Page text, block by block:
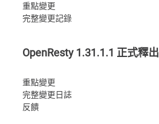
重點變更
完整變更記錄
OpenResty 1.31.1.1 正式釋出
重點變更
完整變更日誌
反饋